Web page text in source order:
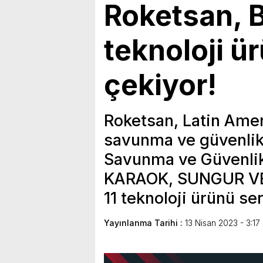
Roketsan,
teknoloji
çekiyor!
Roketsan, Latin
savunma ve
Savunma ve
KARAOK, SUNGUR
11 teknoloji ürünü
Yayınlanma Tarihi : 13 Nisan 2023 - 3:17